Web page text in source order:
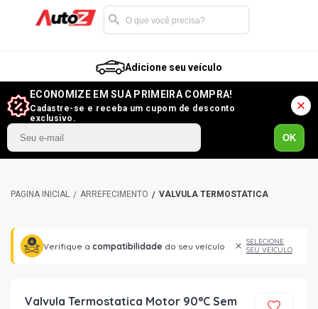
Adicione seu veículo
ECONOMIZE EM SUA PRIMEIRA COMPRA!
Cadastre-se e receba um cupom de desconto
exclusivo.
OK
ARREFECIMENTO VÁLVULA TERMOSTÁTICA
Verifique a compatibilidade do seu veículo
SELECIONE
SEU VEÍCULO
Valvula Termostatica Motor 90°C Sem